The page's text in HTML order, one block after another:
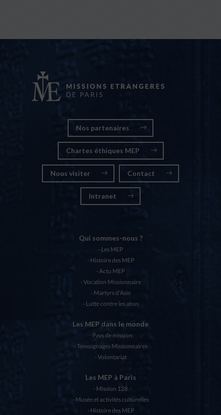
Nos partenaires
Chartes éthiques MEP
Nous visiter Contact
Intranet
Qui sommes-nous ?
Les MEP
Histoire des MEP
Actu MEP
Vocation Missionnaire
Martyrs d’Asie
Lutte contre les abus
Les MEP dans le monde
Pays de mission
Témoignages Missionnaires
Volontariat
Les MEP à Paris
Mission 128
Musée et activités culturelles
Histoire des MEP